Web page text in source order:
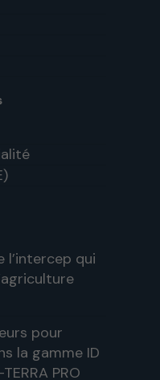
l’intercep qui
pour
la gamme ID
PRO